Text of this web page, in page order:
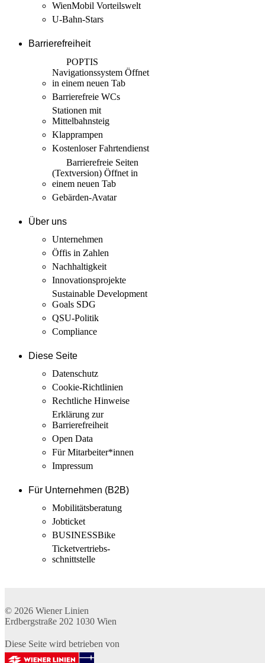
WienMobil Vorteilswelt
U-Bahn-Stars
Barrierefreiheit
POPTIS
Navigationssystem Öffnet
in einem neuen Tab
Barrierefreie WCs
Stationen mit
Mittelbahnsteig
Klapprampen
Kostenloser Fahrtendienst
Barrierefreie Seiten
(Textversion) Öffnet in
einem neuen Tab
Gebärden-Avatar
Über uns
Unternehmen
Öffis in Zahlen
Nachhaltigkeit
Innovations­projekte
Sustainable Development
Goals SDG
QSU-Politik
Compliance
Diese Seite
Datenschutz
Cookie-Richtlinien
Rechtliche Hinweise
Erklärung zur
Barrierefreiheit
Open Data
Für Mitarbeiter­*innen
Impressum
Für Unternehmen (B2B)
Mobilitäts­beratung
Jobticket
BUSINESSBike
Ticketvertriebs­
schnittstelle
© 2026 Wiener Linien
Erdbergstraße 202 1030 Wien
Diese Seite wird betrieben von